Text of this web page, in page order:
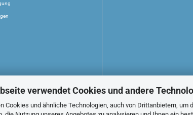
verwendet Cookies und andere
Cookies und ähnliche Technologien, auch von Drittanbietern,